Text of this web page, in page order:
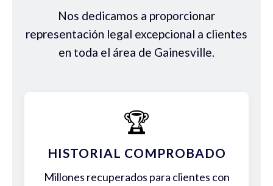
Nos dedicamos a proporcionar
representación legal excepcional a clientes
en toda el área de Gainesville.
🏆
HISTORIAL COMPROBADO
Millones recuperados para clientes con